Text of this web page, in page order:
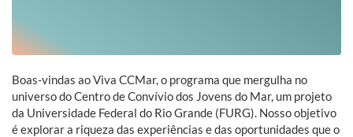
Boas-vindas ao Viva CCMar, o programa que mergulha no
universo do Centro de Convívio dos Jovens do Mar, um projeto
da Universidade Federal do Rio Grande (FURG). Nosso objetivo
é explorar a riqueza das experiências e das oportunidades que o